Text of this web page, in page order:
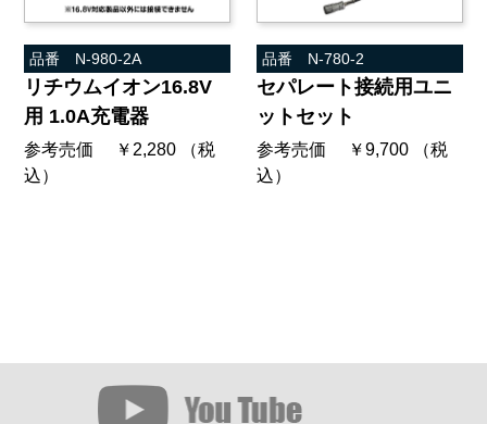
品番 N-980-2A
リチウムイオン16.8V
用 1.0A充電器
参考売価 ￥2,280 （税
込）
品番 N-780-2
セパレート接続用ユニ
ットセット
参考売価 ￥9,700 （税
込）